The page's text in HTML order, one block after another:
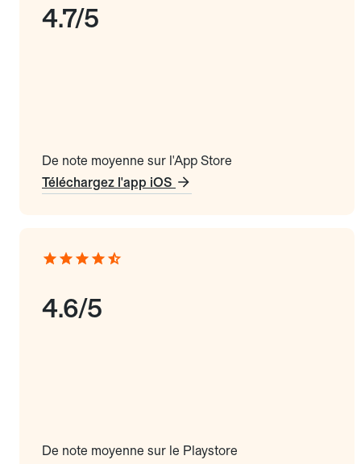
4.7/5
De note moyenne sur l'App Store
Téléchargez l'app iOS
4.6/5
De note moyenne sur le Playstore